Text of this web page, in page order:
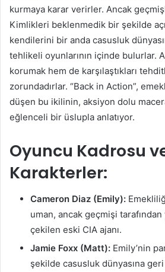
kurmaya karar verirler. Ancak
Kimlikleri beklenmedik bir şekilde
kendilerini bir anda casusluk
tehlikeli oyunlarının içinde bulurlar.
korumak hem de karşılaştıkları
zorundadırlar. “Back in Action”,
düşen bu ikilinin, aksiyon dolu
eğlenceli bir üslupla anlatıyor.
Oyuncu Kadrosu
Karakterler:
Cameron Diaz (Emily):
uman, ancak geçmişi
çekilen eski CIA ajanı.
Jamie Foxx (Matt): Emily’nin
şekilde casusluk dünyasına